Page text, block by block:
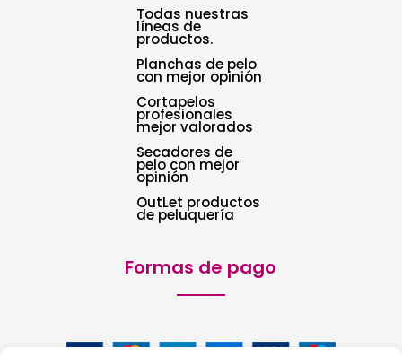
Todas nuestras
líneas de
productos.
Planchas de pelo
con mejor opinión
Cortapelos
profesionales
mejor valorados
Secadores de
pelo con mejor
opinión
OutLet productos
de peluquería
Formas de pago